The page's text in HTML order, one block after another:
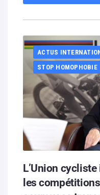
ACTUS
STOP HOMOPHOBIE
L’Union
les